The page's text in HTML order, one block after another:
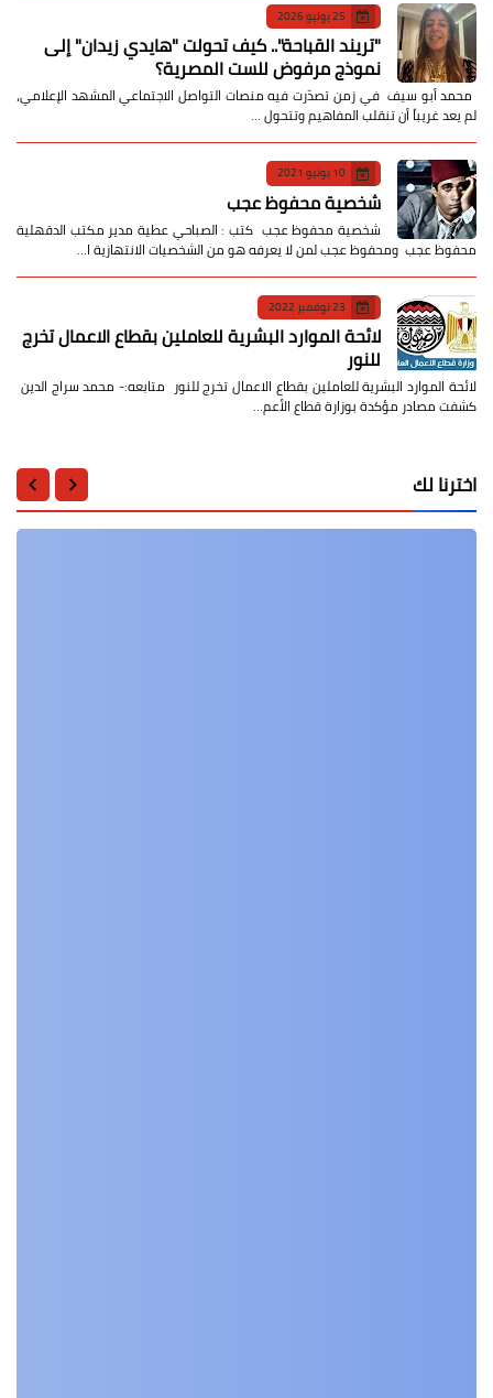
25 يوليو 2026
​"تريند القباحة".. كيف تحولت "هايدي زيدان" إلى
نموذج مرفوض للست المصرية؟
​ محمد أبو سيف ​في زمن تصدّرت فيه منصات التواصل الاجتماعي المشهد الإعلامي،
لم يعد غريباً أن تنقلب المفاهيم وتتحول …
10 يونيو 2021
شخصية محفوظ عجب
شخصية محفوظ عجب كتب : الصباحي عطية مدير مكتب الدقهلية
محفوظ عجب ومحفوظ عجب لمن لا يعرفه هو من الشخصيات الانتهازية ا…
23 نوفمبر 2022
لائحة الموارد البشرية للعاملين بقطاع الاعمال تخرج
للنور
لائحة الموارد البشرية للعاملين بقطاع الاعمال تخرج للنور متابعه:- محمد سراج الدين
كشفت مصادر مؤكدة بوزارة قطاع الأعم…
اخترنا لك